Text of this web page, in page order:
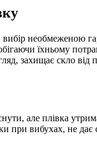
необмеженою
їхньому
захищає скло
але плівка
при вибухах, не дає